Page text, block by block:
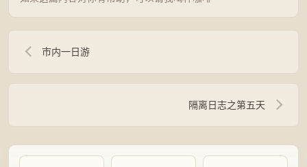
市内一日游
隔离日志之第五天